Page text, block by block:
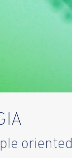
oriented